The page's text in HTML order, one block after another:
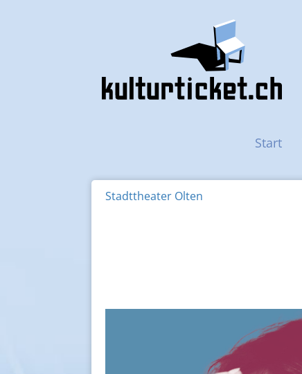
Haupt-Navigation
Start
Stadttheater Olten